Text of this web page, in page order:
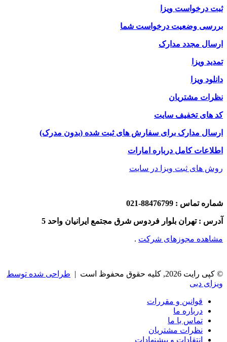
ثبت درخواست ویزا
بررسی وضعیت درخواست شما
ارسال مجدد مدارک
تمدید ویزا
دانلود ویزا
نظرات مشتریان
کد های تخفیف سایت
ارسال مدارک برای سفارش های ثبت شده (بدون مدرک)
اطلاعات کامل درباره امارات
روش های ثبت ویزا در سایت
شماره تماس : 88476799-021
آدرس : تهران بلوار فردوس شرق مجتمع ایرانیان واحد 5
مشاهده مجوزهای شرکت .
© کپی رایت 2026, کلیه حقوق محفوظ است |
طراحی شده توسط
ویزای دبی
قوانین و مقررات
درباره ما
تماس با ما
نظرات مشتریان
انتقادات و پیشنهادات